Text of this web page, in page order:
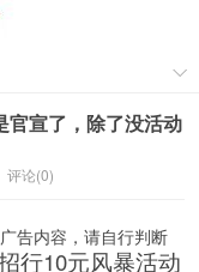
官宣了，除了没活动
评论(0)
告内容，请自行判断
行10元风暴活动